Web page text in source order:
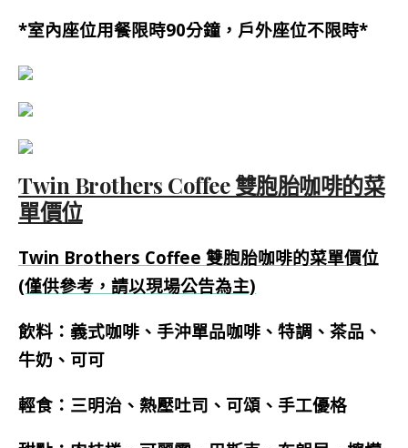
*室內座位用餐限時90分鐘，戶外座位不限時*
Twin Brothers Coffee 雙胞胎咖啡的菜
單價位
Twin Brothers Coffee 雙胞胎咖啡的菜單價位
(僅供參考，請以現場公告為主)
飲料：義式咖啡、手沖單品咖啡、特調、茶品、
牛奶、可可
輕食：三明治、熱壓吐司、可頌、手工優格